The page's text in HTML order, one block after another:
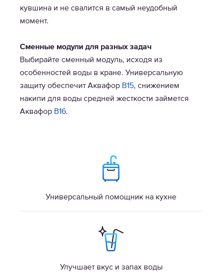
кувшина и не свалится в самый неудобный
момент.
Сменные модули для разных задач
Выбирайте сменный модуль, исходя из
особенностей воды в кране. Универсальную
защиту обеспечит Аквафор В15, снижением
накипи для воды средней жесткости займется
Аквафор В16.
Универсальный помощник на кухне
Улучшает вкус и запах воды